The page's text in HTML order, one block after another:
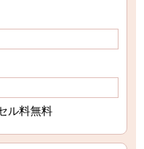
ル料無料